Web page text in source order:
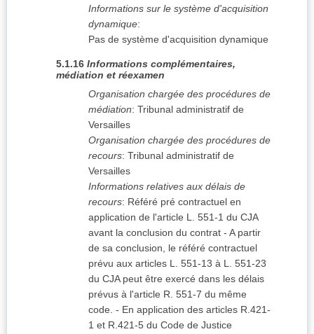
Informations sur le système d'acquisition
dynamique:
Pas de système d'acquisition dynamique
5.1.16 Informations complémentaires,
médiation et réexamen
Organisation chargée des procédures de
médiation: Tribunal administratif de
Versailles
Organisation chargée des procédures de
recours: Tribunal administratif de
Versailles
Informations relatives aux délais de
recours: Référé pré contractuel en
application de l'article L. 551-1 du CJA
avant la conclusion du contrat - A partir
de sa conclusion, le référé contractuel
prévu aux articles L. 551-13 à L. 551-23
du CJA peut être exercé dans les délais
prévus à l'article R. 551-7 du même
code. - En application des articles R.421-
1 et R.421-5 du Code de Justice